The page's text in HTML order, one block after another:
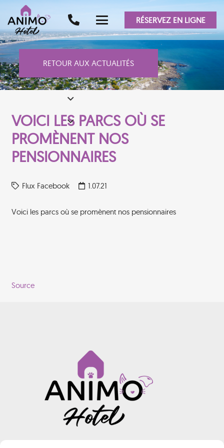
RÉSERVEZ EN LIGNE
RETOUR AUX ACTUALITÉS
VOICI LES PARCS OÙ SE
PROMÈNENT NOS
PENSIONNAIRES
Flux Facebook 1.07.21
Voici les parcs où se promènent nos pensionnaires
Source